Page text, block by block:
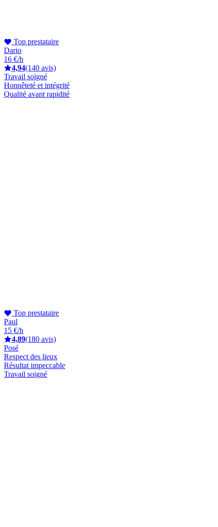
Top prestataire
Dario
16 €/h
4,94(140 avis)
Travail soigné
Honnêteté et intégrité
Qualité avant rapidité
Top prestataire
Paul
15 €/h
4,89(180 avis)
Posé
Respect des lieux
Résultat impeccable
Travail soigné